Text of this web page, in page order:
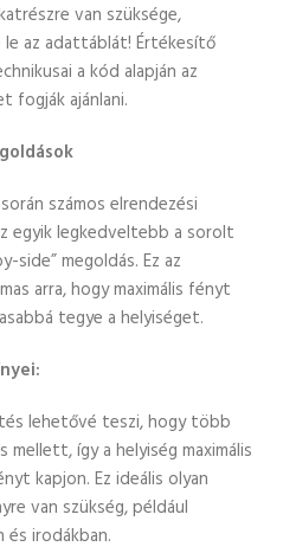
van szüksége,
az adattáblát! Értékesítő
a kód alapján az
fogják ajánlani.
számos elrendezési
egyik legkedveltebb a sorolt
side” megoldás. Ez az
arra, hogy maximális fényt
tegye a helyiséget.
lehetővé teszi, hogy több
mellett, így a helyiség maximális
kapjon. Ez ideális olyan
van szükség, például
és irodákban.